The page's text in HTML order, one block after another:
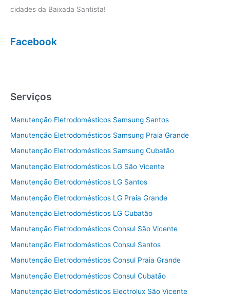
cidades da Baixada Santista!
Facebook
Serviços
Manutenção Eletrodomésticos Samsung Santos
Manutenção Eletrodomésticos Samsung Praia Grande
Manutenção Eletrodomésticos Samsung Cubatão
Manutenção Eletrodomésticos LG São Vicente
Manutenção Eletrodomésticos LG Santos
Manutenção Eletrodomésticos LG Praia Grande
Manutenção Eletrodomésticos LG Cubatão
Manutenção Eletrodomésticos Consul São Vicente
Manutenção Eletrodomésticos Consul Santos
Manutenção Eletrodomésticos Consul Praia Grande
Manutenção Eletrodomésticos Consul Cubatão
Manutenção Eletrodomésticos Electrolux São Vicente